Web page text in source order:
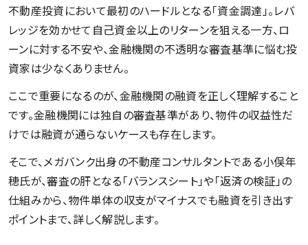
記事一覧を見る
不動産投資において最初のハードルとなる「資金調達」。レバ
レッジを効かせて自己資金以上のリターンを狙える一方、ロ
ーンに対する不安や、金融機関の不透明な審査基準に悩む投
資家は少なくありません。
ここで重要になるのが、金融機関の融資を正しく理解すること
です。金融機関には独自の審査基準があり、物件の収益性だ
けでは融資が通らないケースも存在します。
そこで、メガバンク出身の不動産コンサルタントである小俣年
穂氏が、審査の肝となる「バランスシート」や「返済の検証」の
仕組みから、物件単体の収支がマイナスでも融資を引き出す
ポイントまで、詳しく解説します。